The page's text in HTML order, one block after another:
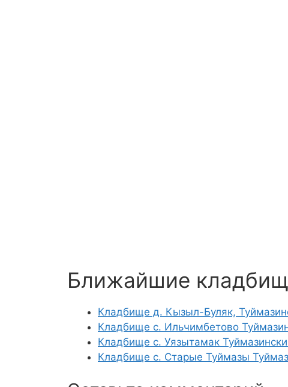
Ближайшие
Кладбище д. Кызыл-Буляк,
Кладбище с. Ильчимбетово
Кладбище с. Уязытамак
Кладбище с. Старые Туймазы